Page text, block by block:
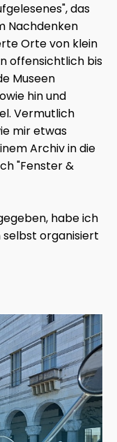
das
Nachdenken
Orte von klein
offensichtlich bis
Museen
hin und
Vermutlich
mir etwas
Archiv in die
"Fenster &
habe ich
organisiert